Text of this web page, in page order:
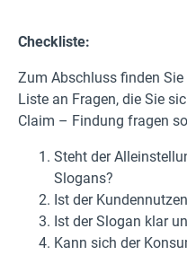
Checkliste:
Zum Abschluss finden
Liste an Fragen, die Sie
Claim – Findung fragen
Steht der
Slogans?
Ist der
Ist der Slogan klar
Kann sich der